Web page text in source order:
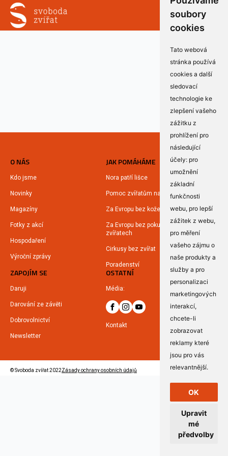
soubory
cookies
Tato webová
stránka používá
cookies a další
sledovací
technologie ke
zlepšení vašeho
zážitku z
prohlížení pro
následující
účely: pro
umožnění
základní
funkčnosti
webu, pro lepší
zážitek z webu,
pro měření
vašeho zájmu o
naše produkty a
služby a pro
personalizaci
marketingových
interakcí,
chcete-li
zobrazovat
reklamy které
jsou pro vás
relevantnější.
OK
Upravit
mé
předvolby
O NÁS
Kdo jsme
Novinky
Magazíny
Fotky z akcí
Hospodaření
Výroční zprávy
JAK POMÁHÁME
Nora patří lišce
Pomoc zvířatům na Ukrajině
Za Evropu bez kožešin
Za Evropu bez pokusů na
zvířatech
Cirkusy bez zvířat
Poradenství
ZAPOJÍM SE
Daruji
Darování ze závěti
Dobrovolnictví
Newsletter
OSTATNÍ
Média:
Kontakt
© Svoboda zvířat 2022Zásady ochrany osobních údajů